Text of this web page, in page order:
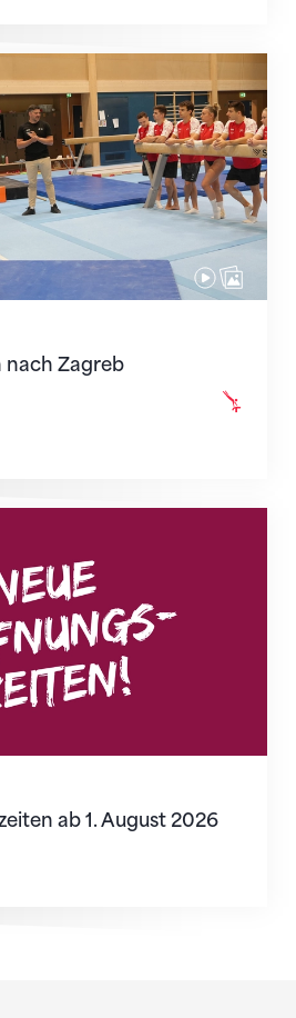
nach Zagreb
Zagreb
ab 1. August 2026
ab 1. August 2026